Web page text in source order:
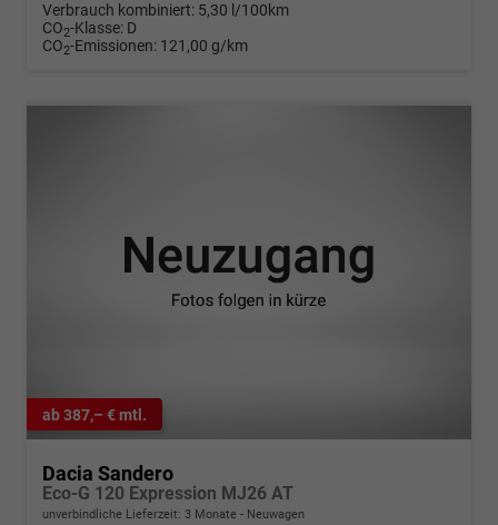
Verbrauch kombiniert: 5,30 l/100km
CO2-Klasse: D
CO2-Emissionen: 121,00 g/km
ab 387,– € mtl.
Dacia Sandero
Eco-G 120 Expression MJ26 AT
unverbindliche Lieferzeit: 3 Monate Neuwagen